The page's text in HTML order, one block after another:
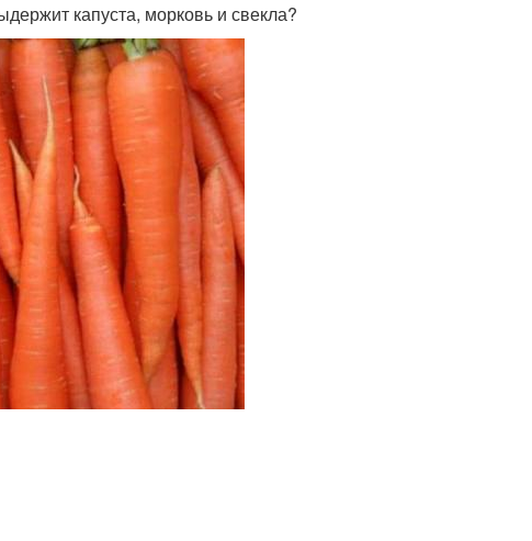
капуста, морковь и свекла?